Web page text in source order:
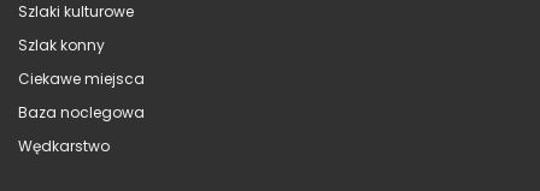
Szlaki kulturowe
Szlak konny
Ciekawe miejsca
Baza noclegowa
Wędkarstwo